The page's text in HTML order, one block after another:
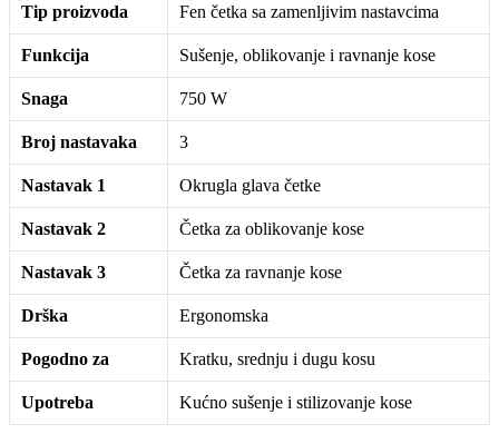
Tip proizvoda Fen četka sa zamenljivim nastavcima
Funkcija Sušenje, oblikovanje i ravnanje kose
Snaga 750 W
Broj nastavaka 3
Nastavak 1 Okrugla glava četke
Nastavak 2 Četka za oblikovanje kose
Nastavak 3 Četka za ravnanje kose
Drška Ergonomska
Pogodno za Kratku, srednju i dugu kosu
Upotreba Kućno sušenje i stilizovanje kose